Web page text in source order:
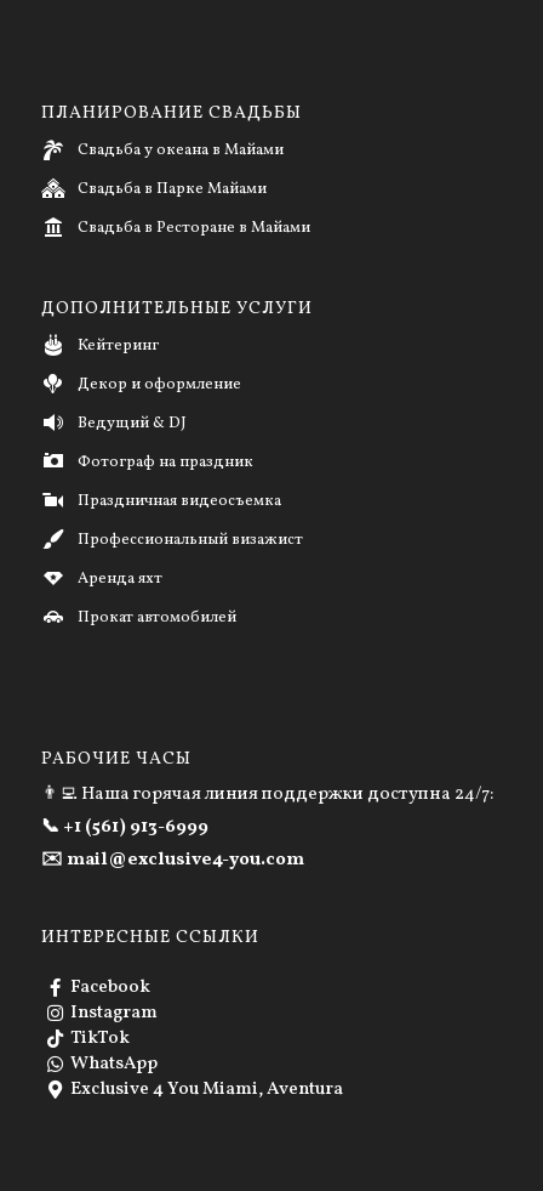
ПЛАНИРОВАНИЕ СВАДЬБЫ
Свадьба у океана в Майами
Свадьба в Парке Майами
Свадьба в Ресторане в Майами
ДОПОЛНИТЕЛЬНЫЕ УСЛУГИ
Кейтеринг
Декор и оформление
Ведущий & DJ
Фотограф на праздник
Праздничная видеосъемка
Профессиональный визажист
Аренда яхт
Прокат автомобилей
РАБОЧИЕ ЧАСЫ
👨‍💻 Наша горячая линия поддержки доступна 24/7:
📞 +1 (561) 913-6999
✉️ mail@exclusive4-you.com
ИНТЕРЕСНЫЕ ССЫЛКИ
Facebook
Instagram
TikTok
WhatsApp
Exclusive 4 You Miami, Aventura